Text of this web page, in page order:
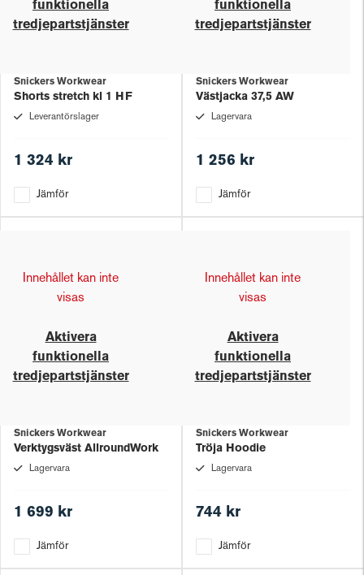
funktionella
tredjepartstjänster
Snickers Workwear
Shorts stretch kl 1 HF
Leverantörslager
1 324 kr
Jämför
funktionella
tredjepartstjänster
Snickers Workwear
Västjacka 37,5 AW
Lagervara
1 256 kr
Jämför
Innehållet kan inte
visas
Aktivera
funktionella
tredjepartstjänster
Snickers Workwear
Verktygsväst AllroundWork
Lagervara
1 699 kr
Jämför
Innehållet kan inte
visas
Aktivera
funktionella
tredjepartstjänster
Snickers Workwear
Tröja Hoodie
Lagervara
744 kr
Jämför